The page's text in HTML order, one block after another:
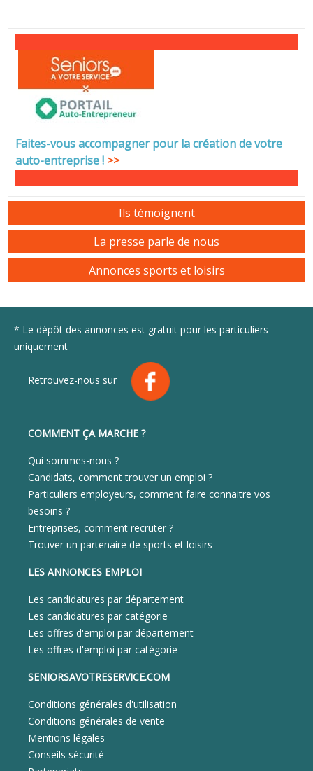
Faites-vous accompagner pour la création de votre
auto-entreprise! >>
Ils témoignent
La presse parle de nous
Annonces sports et loisirs
* Le dépôt des annonces est gratuit pour les particuliers
uniquement
Retrouvez-nous sur
COMMENT ÇA MARCHE ?
Qui sommes-nous ?
Candidats, comment trouver un emploi ?
Particuliers employeurs, comment faire connaitre vos
besoins ?
Entreprises, comment recruter ?
Trouver un partenaire de sports et loisirs
LES ANNONCES EMPLOI
Les candidatures par département
Les candidatures par catégorie
Les offres d'emploi par département
Les offres d'emploi par catégorie
SENIORSAVOTRESERVICE.COM
Conditions générales d'utilisation
Conditions générales de vente
Mentions légales
Conseils sécurité